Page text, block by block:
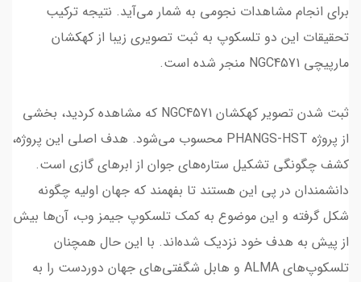
برای انجام مشاهدات نجومی به شمار می‌آید. نتیجه ترکیب
تحقیقات این دو تلسکوپ به ثبت تصویری زیبا از کهکشان
مارپیچی NGC4571 منجر شده است.
ثبت شدن تصویر کهکشان NGC4571 که مشاهده کردید، بخشی
از پروژه PHANGS-HST محسوب می‌شود. هدف اصلی این پروژه،
کشف چگونگی تشکیل ستاره‌های جوان از ابرهای گازی است.
دانشمندان در پی این هستند تا بفهمند که جهان اولیه چگونه
شکل گرفته و این موضوع به کمک تلسکوپ جیمز وب، آن‌ها بیش
از پیش به هدف خود نزدیک شده‌اند. با این حال همچنان
تلسکوپ‌های ALMA و هابل شگفتی‌های جهان دوردست را به